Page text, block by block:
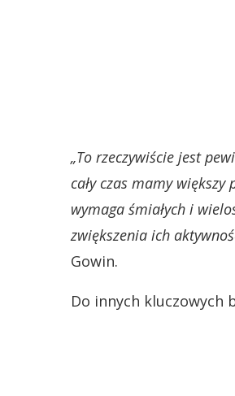
„To rzeczywiście jest
cały czas mamy
wymaga śmiałych i
zwiększenia ich
Gowin.
Do innych kluczowych